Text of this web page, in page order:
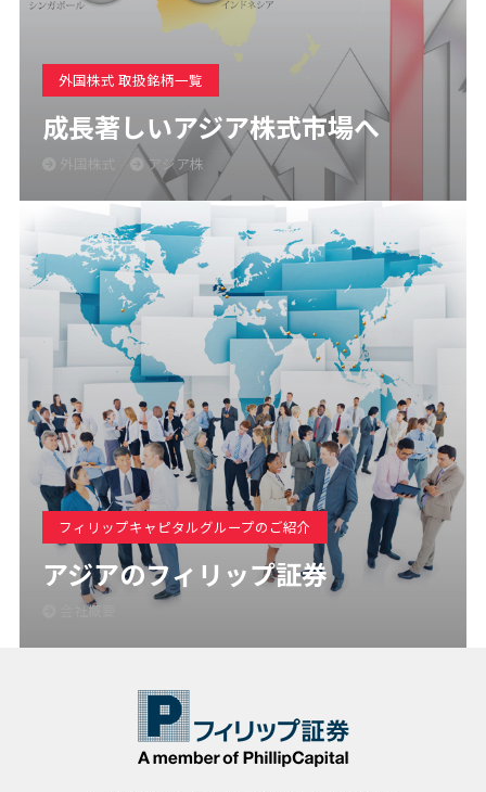
外国株式 取扱銘柄一覧
成長著しいアジア株式市場へ
アジア株
フィリップキャピタルグループのご紹介
アジアのフィリップ証券
会社概要